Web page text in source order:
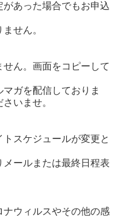
あった場合でもお申込
せん。
ん。画面をコピーして
ガを配信しておりま
いませ。
スケジュールが変更と
ールまたは最終日程表
ウィルスやその他の感